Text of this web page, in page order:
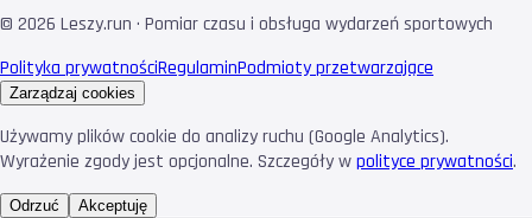
© 2026 Leszy.run · Pomiar czasu i obsługa wydarzeń sportowych
Polityka prywatnościRegulaminPodmioty przetwarzające
Zarządzaj cookies
Używamy plików cookie do analizy ruchu (Google Analytics).
Wyrażenie zgody jest opcjonalne. Szczegóły wpolityce prywatności.
Odrzuć Akceptuję